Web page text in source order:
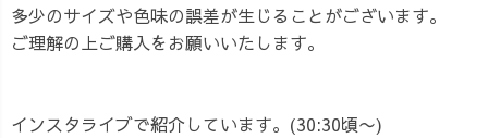
多少のサイズや色味の誤差が生じることがございます。
ご理解の上ご購入をお願いいたします。
インスタライブで紹介しています。(30:30頃〜)